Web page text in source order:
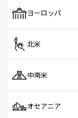
で、ホー
ヨーロッパ
北米
中南米
オセアニア